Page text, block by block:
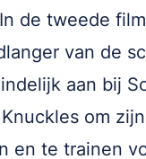
de tweede
van de
aan bij
om
en te trainen